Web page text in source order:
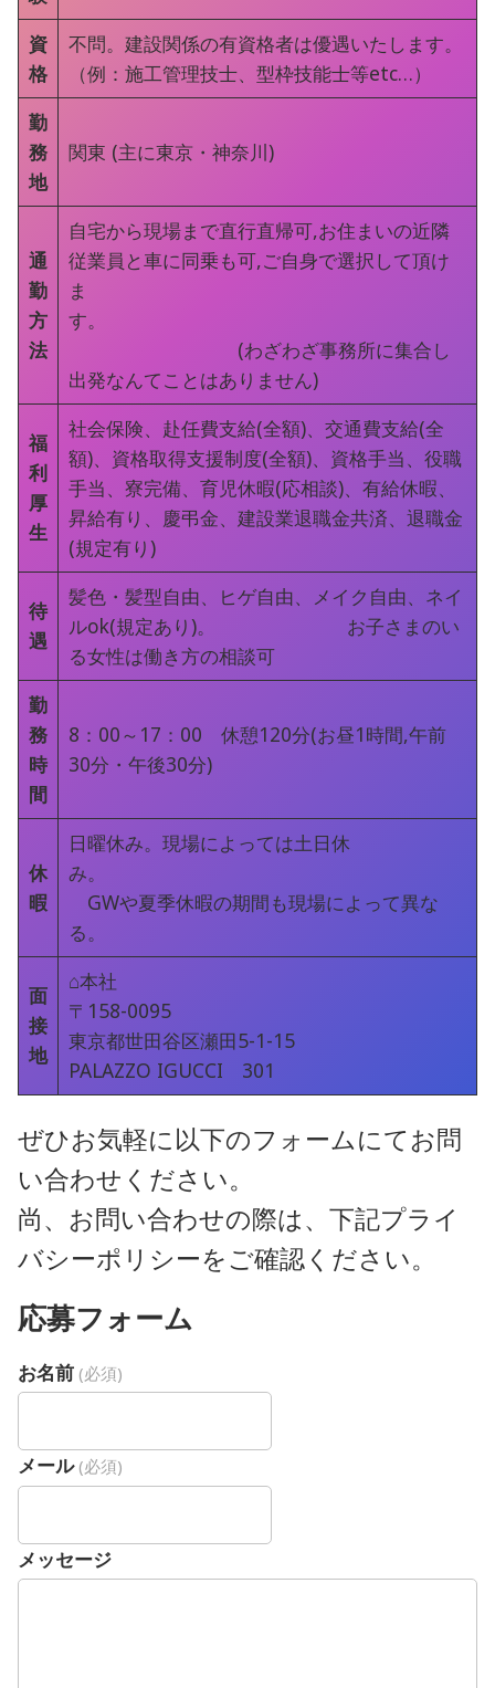
資
格
不問。建設関係の有資格者は優遇いたします。
（例：施工管理技士、型枠技能士等etc…）
勤
務
地
関東 (主に東京・神奈川)
通
勤
方
法
自宅から現場まで直行直帰可,お住まいの近隣
従業員と車に同乗も可,ご自身で選択して頂け
ま
す。
(わざわざ事務所に集合し
出発なんてことはありません)
福
利
厚
生
社会保険、赴任費支給(全額)、交通費支給(全
額)、資格取得支援制度(全額)、資格手当、役職
手当、寮完備、育児休暇(応相談)、有給休暇、
昇給有り、慶弔金、建設業退職金共済、退職金
(規定有り)
待
遇
髪色・髪型自由、ヒゲ自由、メイク自由、ネイ
ルok(規定あり)。 お子さまのい
る女性は働き方の相談可
勤
務
時
間
8：00～17：00 休憩120分(お昼1時間,午前
30分・午後30分)
休
暇
日曜休み。現場によっては土日休
み。
GWや夏季休暇の期間も現場によって異な
る。
面
接
地
⌂本社
〒158-0095
東京都世田谷区瀬田5-1-15
PALAZZO IGUCCI 301
ぜひお気軽に以下のフォームにてお問
い合わせください。
尚、お問い合わせの際は、下記プライ
バシーポリシーをご確認ください。
応募フォーム
お名前 (必須)
メール (必須)
メッセージ